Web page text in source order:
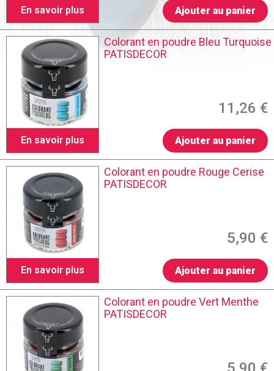
En savoir plus Ajouter au panier
En savoir plus
Colorant en poudre Bleu Turquoise
PATISDECOR
11,26 €
Ajouter au panier
En savoir plus
Colorant en poudre Rouge Cerise
PATISDECOR
5,90 €
Ajouter au panier
Colorant en poudre Vert Menthe
PATISDECOR